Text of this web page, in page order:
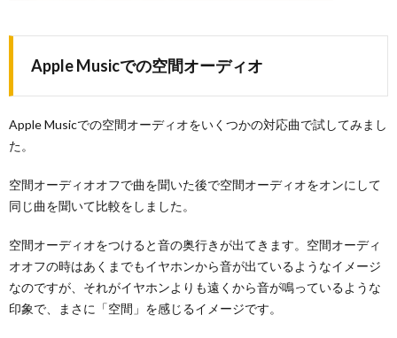
Apple Musicでの空間オーディオ
Apple Musicでの空間オーディオをいくつかの対応曲で試してみまし
た。
空間オーディオオフで曲を聞いた後で空間オーディオをオンにして
同じ曲を聞いて比較をしました。
空間オーディオをつけると音の奥行きが出てきます。空間オーディ
オオフの時はあくまでもイヤホンから音が出ているようなイメージ
なのですが、それがイヤホンよりも遠くから音が鳴っているような
印象で、まさに「空間」を感じるイメージです。